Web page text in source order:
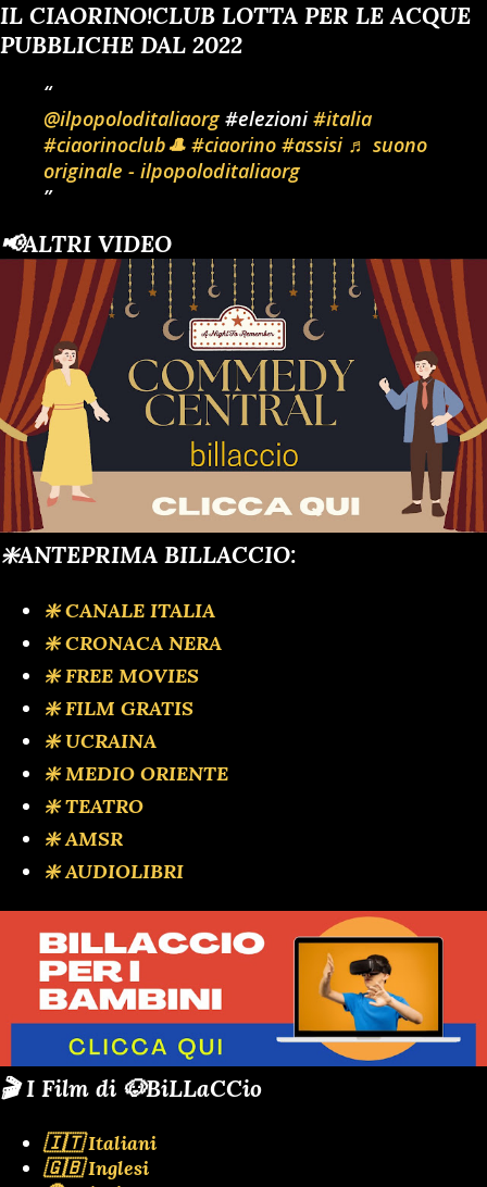
IL CIAORINO!CLUB LOTTA PER LE ACQUE
PUBBLICHE DAL 2022
@ilpopoloditaliaorg #elezioni#italia
#ciaorinoclub🎩 #ciaorino #assisi ♬ suono
originale - ilpopoloditaliaorg
📢ALTRI VIDEO
❇️ANTEPRIMA BILLACCIO:
❇️ CANALE ITALIA
❇️ CRONACA NERA
❇️ FREE MOVIES
❇️ FILM GRATIS
❇️ UCRAINA
❇️ MEDIO ORIENTE
❇️ TEATRO
❇️ AMSR
❇️ AUDIOLIBRI
🎬 I Film di 🐶BiLLaCCio
🇮🇹 Italiani
🇬🇧 Inglesi